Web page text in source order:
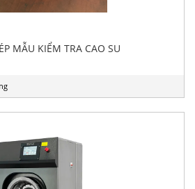
MẪU KIỂM TRA CAO SU